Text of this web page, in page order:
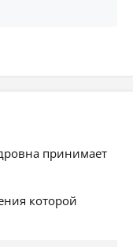
принимает
которой